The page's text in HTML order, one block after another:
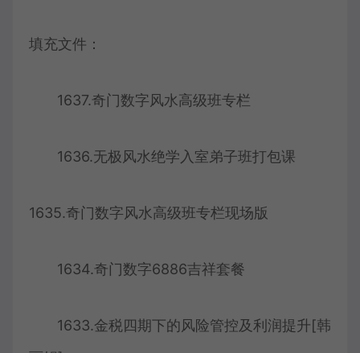
填充文件：
1637.奇门数字风水高级班专栏
1636.无极风水绝学入室弟子班打包课
1635.奇门数字风水高级班专栏现场版
1634.奇门数字6886吉祥套餐
1633.金税四期下的风险管控及利润提升[韩